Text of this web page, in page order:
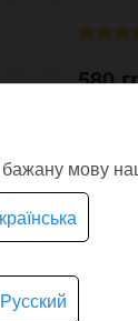
580
бажану мову
Русский